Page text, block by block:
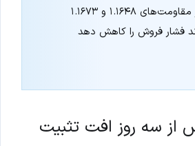
عبور از مقاومت‌های ۱.۱۶۴۸ و ۱.۱۶۷۳
فشار فروش را کاهش دهد
از سه روز افت تثبیت